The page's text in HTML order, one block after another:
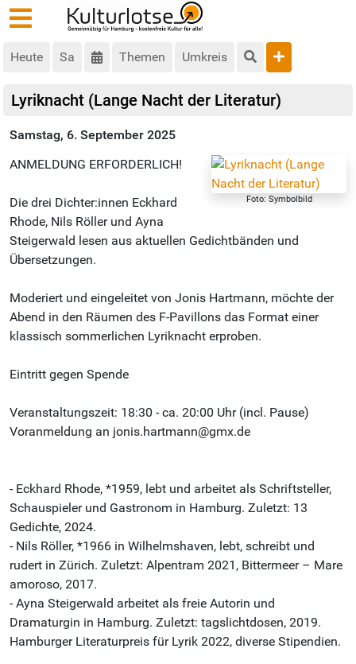
Heute Sa Themen Umkreis
Lyriknacht (Lange Nacht der Literatur)
Samstag, 6. September 2025
Foto: Symbolbild
ANMELDUNG ERFORDERLICH!
Die drei Dichter:innen Eckhard
Rhode, Nils Röller und Ayna
Steigerwald lesen aus aktuellen Gedichtbänden und
Übersetzungen.
Moderiert und eingeleitet von Jonis Hartmann, möchte der
Abend in den Räumen des F-Pavillons das Format einer
klassisch sommerlichen Lyriknacht erproben.
Eintritt gegen Spende
Veranstaltungszeit: 18:30 - ca. 20:00 Uhr (incl. Pause)
Voranmeldung an jonis.hartmann@gmx.de
- Eckhard Rhode, *1959, lebt und arbeitet als Schriftsteller,
Schauspieler und Gastronom in Hamburg. Zuletzt: 13
Gedichte, 2024.
- Nils Röller, *1966 in Wilhelmshaven, lebt, schreibt und
rudert in Zürich. Zuletzt: Alpentram 2021, Bittermeer – Mare
amoroso, 2017.
- Ayna Steigerwald arbeitet als freie Autorin und
Dramaturgin in Hamburg. Zuletzt: tagslichtdosen, 2019.
Hamburger Literaturpreis für Lyrik 2022, diverse Stipendien.